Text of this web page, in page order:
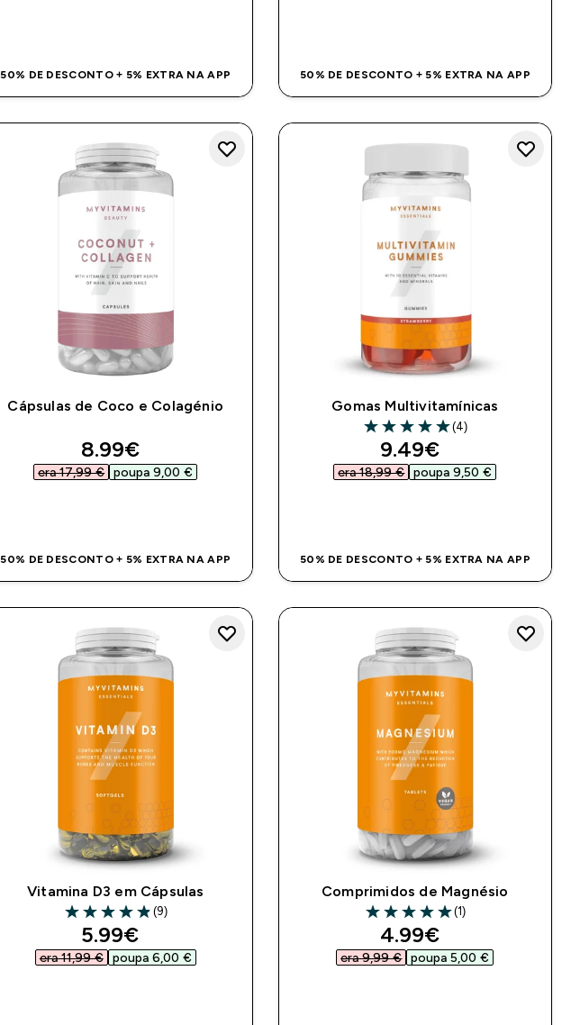
50% DE DESCONTO + 5% EXTRA NA APP 50% DE DESCONTO + 5% EXTRA NA APP
Cápsulas de Coco e Colagénio
discounted price
8.99€‎
era 17,99 €‎ poupa 9,00 €‎
50% DE DESCONTO + 5% EXTRA NA APP
Gomas Multivitamínicas
5 out of 5 stars
(4)
discounted price
9.49€‎
era 18,99 €‎ poupa 9,50 €‎
50% DE DESCONTO + 5% EXTRA NA APP
Vitamina D3 em Cápsulas
4.89 out of 5 stars
(9)
discounted price
5.99€‎
era 11,99 €‎ poupa 6,00 €‎
Comprimidos de Magnésio
5 out of 5 stars
(1)
discounted price
4.99€‎
era 9,99 €‎ poupa 5,00 €‎